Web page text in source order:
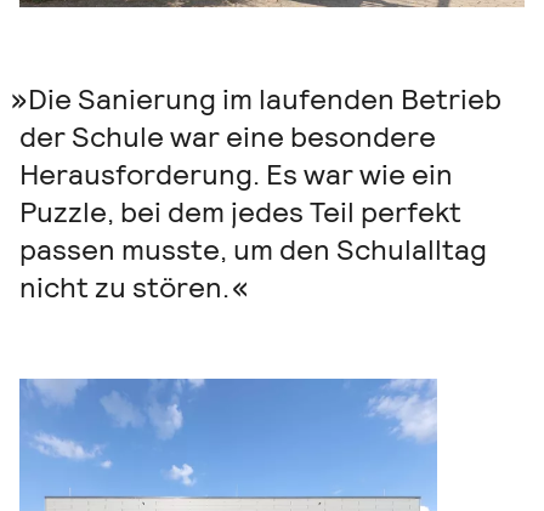
Die Sanierung im laufenden Betrieb
der Schule war eine besondere
Herausforderung. Es war wie ein
Puzzle, bei dem jedes Teil perfekt
passen musste, um den Schulalltag
nicht zu stören.